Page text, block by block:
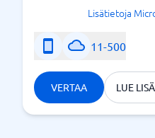
Lisätietoja
11-500
VERTAA LUE